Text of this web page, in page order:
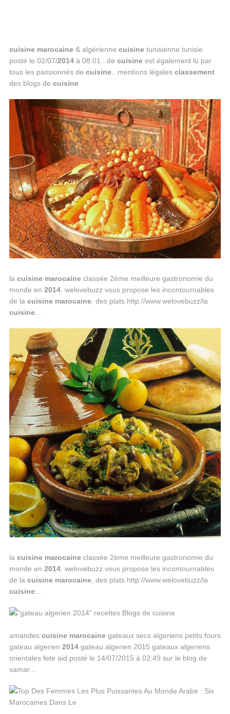
cuisine marocaine& algérienne cuisinetunisienne tunisie
posté le 02/07/2014à 08:01...de cuisineest également lu par
tous les passionnés de cuisine...mentions légales classement
des blogs de cuisine
la cuisine marocaineclassée 2ème meilleure gastronomie du
monde en 2014. welovebuzz vous propose les incontournables
de la cuisine marocaine, des plats http://www.welovebuzz/la
cuisine...
la cuisine marocaineclassée 2ème meilleure gastronomie du
monde en 2014. welovebuzz vous propose les incontournables
de la cuisine marocaine, des plats http://www.welovebuzz/la
cuisine...
amandes cuisine marocainegateaux secs algeriens petits fours
gateau algerien 2014gateau algerien 2015 gateaux algeriens
orientales fete aid posté le 14/07/2015 à 02:49 sur le blog de
samar...